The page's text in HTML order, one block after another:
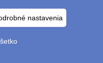
nastavenia